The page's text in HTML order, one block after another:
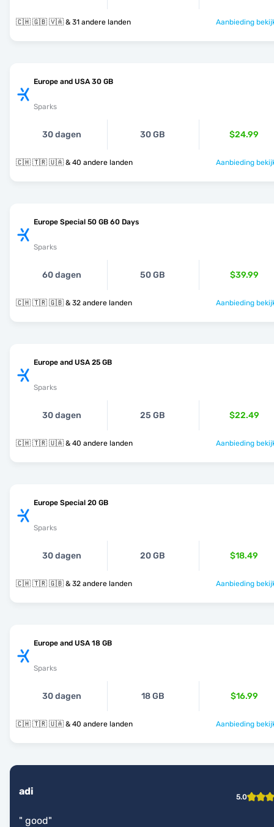
🇨🇭 🇬🇧 🇻🇦 & 31 andere landen Aanbieding
Europe and USA 30 GB
Sparks
30 dagen 30 GB $24.99
🇨🇭 🇹🇷 🇺🇦 & 40 andere landen Aanbieding
Europe Special 50 GB 60 Days
Sparks
60 dagen 50 GB $39.99
🇨🇭 🇹🇷 🇬🇧 & 32 andere landen Aanbieding
Europe and USA 25 GB
Sparks
30 dagen 25 GB $22.49
🇨🇭 🇹🇷 🇺🇦 & 40 andere landen Aanbieding
Europe Special 20 GB
Sparks
30 dagen 20 GB $18.49
🇨🇭 🇹🇷 🇬🇧 & 32 andere landen Aanbieding
Europe and USA 18 GB
Sparks
30 dagen 18 GB $16.99
🇨🇭 🇹🇷 🇺🇦 & 40 andere landen Aanbieding
adi 5.0
" good"